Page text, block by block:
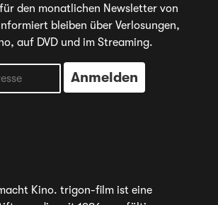
den monatlichen Newsletter von
bleiben über Verlosungen,
auf DVD und im Streaming.
Kino. trigon-film ist eine